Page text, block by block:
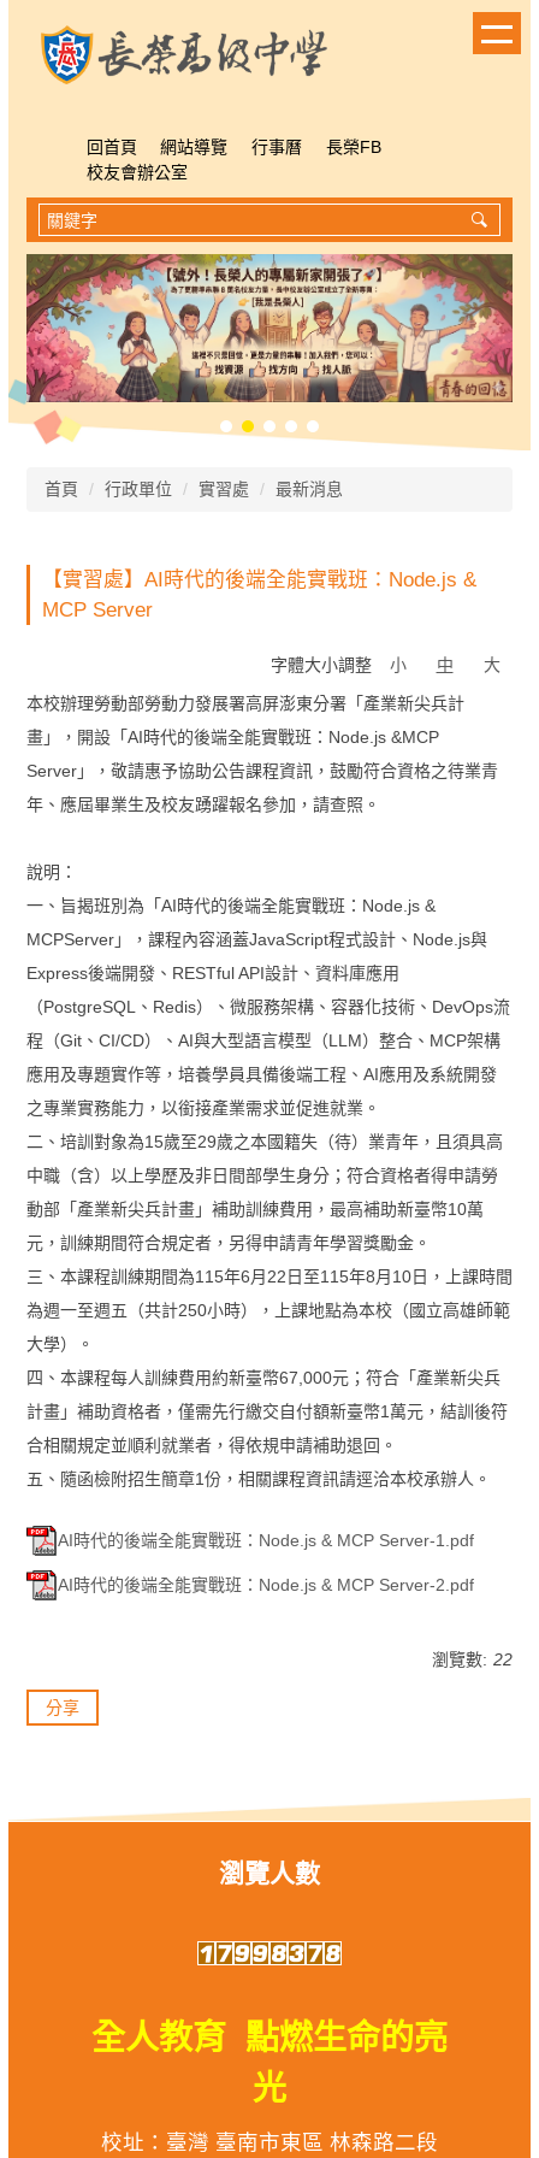
回首頁 網站導覽 行事曆
長榮FB
校友會辦公室
首頁 行政單位 實習處 最新消息
【實習處】AI時代的後端全能實戰班：Node.js &
MCP Server
字體大小調整 小 中
大
本校辦理勞動部勞動力發展署高屏澎東分署「產業新尖兵計
畫」，開設「AI時代的後端全能實戰班：Node.js &MCP
Server」，敬請惠予協助公告課程資訊，鼓勵符合資格之待業青
年、應屆畢業生及校友踴躍報名參加，請查照。
說明：
一、旨揭班別為「AI時代的後端全能實戰班：Node.js &
MCPServer」，課程內容涵蓋JavaScript程式設計、Node.js與
Express後端開發、RESTful API設計、資料庫應用
（PostgreSQL、Redis）、微服務架構、容器化技術、DevOps流
程（Git、CI/CD）、AI與大型語言模型（LLM）整合、MCP架構
應用及專題實作等，培養學員具備後端工程、AI應用及系統開發
之專業實務能力，以銜接產業需求並促進就業。
二、培訓對象為15歲至29歲之本國籍失（待）業青年，且須具高
中職（含）以上學歷及非日間部學生身分；符合資格者得申請勞
動部「產業新尖兵計畫」補助訓練費用，最高補助新臺幣10萬
元，訓練期間符合規定者，另得申請青年學習獎勵金。
三、本課程訓練期間為115年6月22日至115年8月10日，上課時間
為週一至週五（共計250小時），上課地點為本校（國立高雄師範
大學）。
四、本課程每人訓練費用約新臺幣67,000元；符合「產業新尖兵
計畫」補助資格者，僅需先行繳交自付額新臺幣1萬元，結訓後符
合相關規定並順利就業者，得依規申請補助退回。
五、隨函檢附招生簡章1份，相關課程資訊請逕洽本校承辦人。
AI時代的後端全能實戰班：Node.js & MCP Server-1.pdf
AI時代的後端全能實戰班：Node.js & MCP Server-2.pdf
瀏覽數: 22
分享
瀏覽人數
全人教育 點燃生命的亮
光
校址：臺灣 臺南市東區 林森路二段